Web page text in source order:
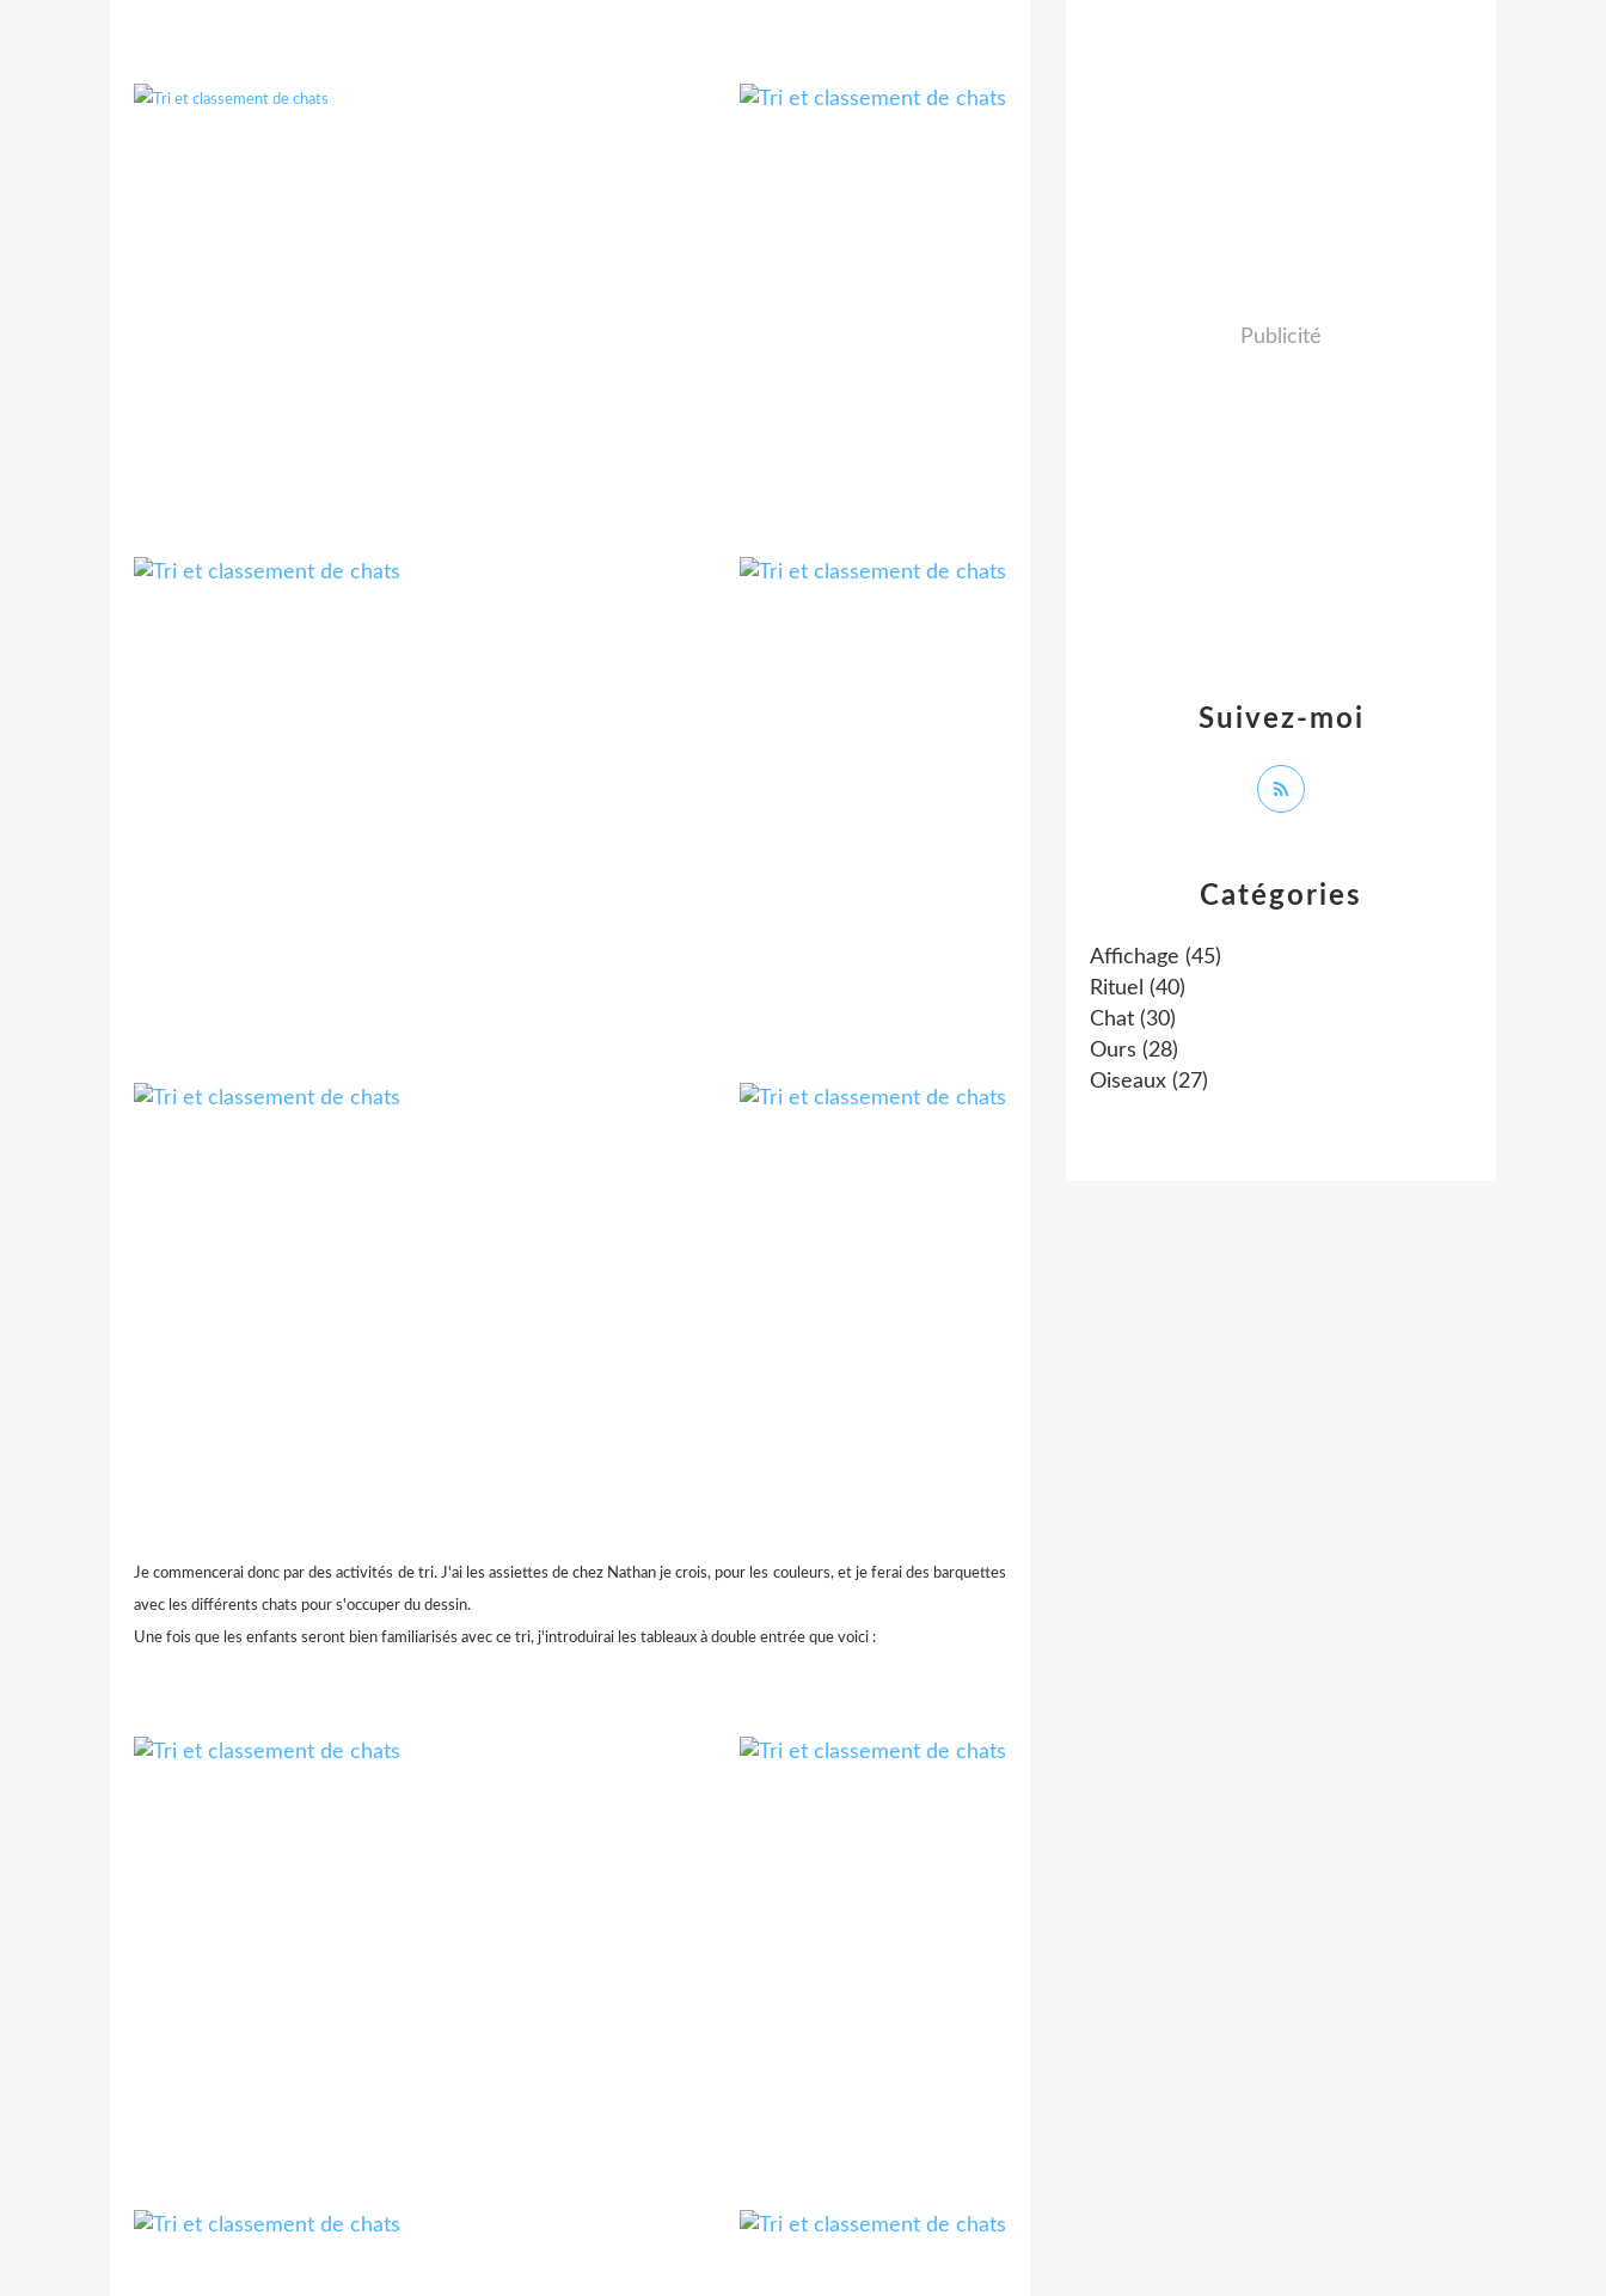
Je commencerai donc par des activités de tri. J'ai les assiettes de chez Nathan je crois, pour les couleurs, et je ferai des barquettes
avec les différents chats pour s'occuper du dessin.
Une fois que les enfants seront bien familiarisés avec ce tri, j'introduirai les tableaux à double entrée que voici :
Catégories
Affichage (45)
Rituel (40)
Chat (30)
Ours (28)
Oiseaux (27)
Suivez-moi
Publicité